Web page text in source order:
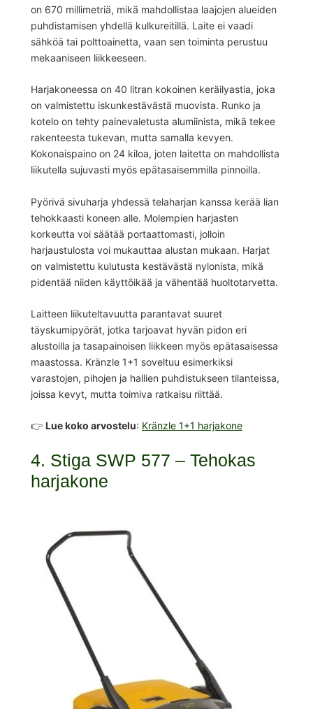
on 670 millimetriä, mikä mahdollistaa laajojen alueiden
puhdistamisen yhdellä kulkureitillä. Laite ei vaadi
sähköä tai polttoainetta, vaan sen toiminta perustuu
mekaaniseen liikkeeseen.
Harjakoneessa on 40 litran kokoinen keräilyastia, joka
on valmistettu iskunkestävästä muovista. Runko ja
kotelo on tehty painevaletusta alumiinista, mikä tekee
rakenteesta tukevan, mutta samalla kevyen.
Kokonaispaino on 24 kiloa, joten laitetta on mahdollista
liikutella sujuvasti myös epätasaisemmilla pinnoilla.
Pyörivä sivuharja yhdessä telaharjan kanssa kerää lian
tehokkaasti koneen alle. Molempien harjasten
korkeutta voi säätää portaattomasti, jolloin
harjaustulosta voi mukauttaa alustan mukaan. Harjat
on valmistettu kulutusta kestävästä nylonista, mikä
pidentää niiden käyttöikää ja vähentää huoltotarvetta.
Laitteen liikuteltavuutta parantavat suuret
täyskumipyörät, jotka tarjoavat hyvän pidon eri
alustoilla ja tasapainoisen liikkeen myös epätasaisessa
maastossa. Kränzle 1+1 soveltuu esimerkiksi
varastojen, pihojen ja hallien puhdistukseen tilanteissa,
joissa kevyt, mutta toimiva ratkaisu riittää.
👉 Lue koko arvostelu: Kränzle 1+1 harjakone
4. Stiga SWP 577 – Tehokas
harjakone